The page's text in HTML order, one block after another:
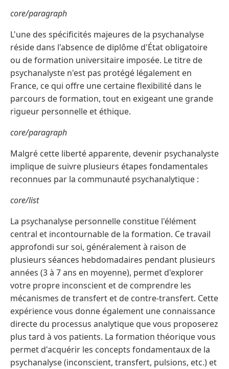
core/paragraph
L'une des spécificités majeures de la psychanalyse
réside dans l'absence de diplôme d'État obligatoire
ou de formation universitaire imposée. Le titre de
psychanalyste n'est pas protégé légalement en
France, ce qui offre une certaine flexibilité dans le
parcours de formation, tout en exigeant une grande
rigueur personnelle et éthique.
core/paragraph
Malgré cette liberté apparente, devenir psychanalyste
implique de suivre plusieurs étapes fondamentales
reconnues par la communauté psychanalytique :
core/list
La psychanalyse personnelle constitue l'élément
central et incontournable de la formation. Ce travail
approfondi sur soi, généralement à raison de
plusieurs séances hebdomadaires pendant plusieurs
années (3 à 7 ans en moyenne), permet d'explorer
votre propre inconscient et de comprendre les
mécanismes de transfert et de contre-transfert. Cette
expérience vous donne également une connaissance
directe du processus analytique que vous proposerez
plus tard à vos patients. La formation théorique vous
permet d'acquérir les concepts fondamentaux de la
psychanalyse (inconscient, transfert, pulsions, etc.) et